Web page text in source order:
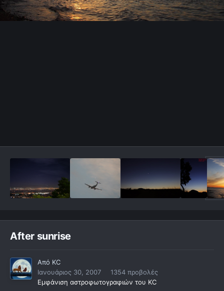
After sunrise
Από KC
Ιανουάριος 30, 2007
1354 προβολές
Εμφάνιση αστροφωτογραφιών του KC